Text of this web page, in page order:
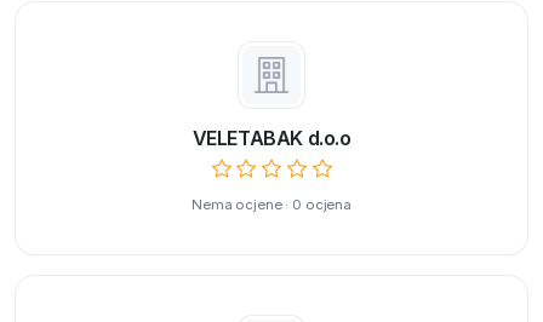
VELETABAK d.o.o
Nema ocjene · 0 ocjena